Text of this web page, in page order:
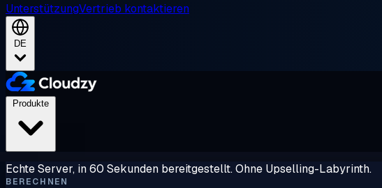
UnterstützungVertrieb kontaktieren
DE
Echte Server, in 60 Sekunden bereitgestellt. Ohne Upselling-Labyrinth.
BERECHNEN